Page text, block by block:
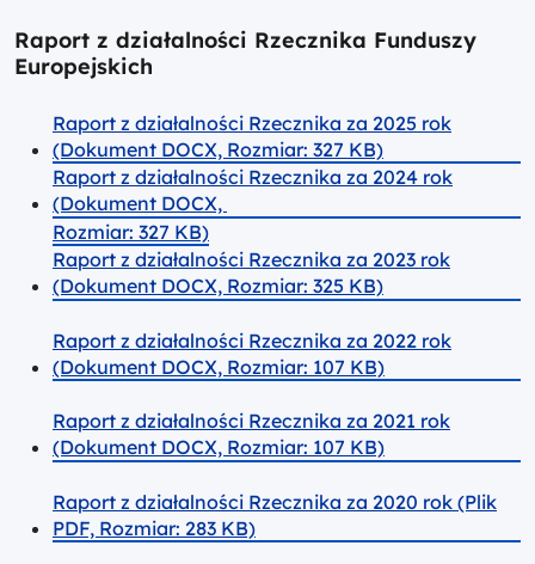
Raport z działalności Rzecznika Funduszy
Europejskich
Raport z działalności Rzecznika za 2025 rok
(Dokument DOCX, Rozmiar: 327 KB)
Raport z działalności Rzecznika za 2024 rok
(Dokument DOCX,
Rozmiar: 327 KB)
Raport z działalności Rzecznika za 2023 rok
(Dokument DOCX, Rozmiar: 325 KB)
Raport z działalności Rzecznika za 2022 rok
(Dokument DOCX, Rozmiar: 107 KB)
Raport z działalności Rzecznika za 2021 rok
(Dokument DOCX, Rozmiar: 107 KB)
Raport z działalności Rzecznika za 2020 rok (Plik
PDF, Rozmiar: 283 KB)